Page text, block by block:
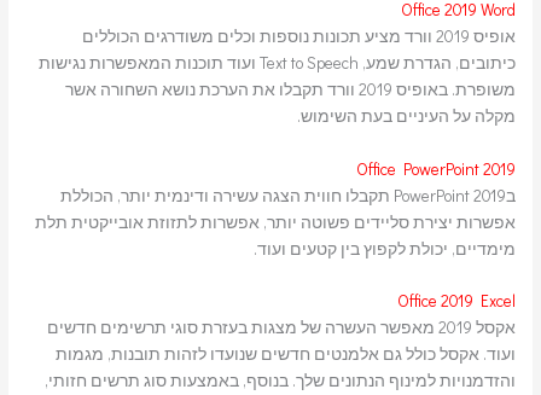
Office 2019 Word
אופיס 2019 וורד מציע תכונות נוספות וכלים משודרגים הכוללים
כיתובים, הגדרת שמע, Text to Speech ועוד תוכנות המאפשרות נגישות
משופרת. באופיס 2019 וורד תקבלו את הערכת נושא השחורה אשר
מקלה על העיניים בעת השימוש.
Office PowerPoint 2019
בPowerPoint 2019 תקבלו חווית הצגה עשירה ודינמית יותר, הכוללת
אפשרות יצירת סליידים פשוטה יותר, אפשרות לתזוזת אובייקטית תלת
מימדיים, יכולת לקפוץ בין קטעים ועוד.
Office 2019 Excel
אקסל 2019 מאפשר העשרה של מצגות בעזרת סוגי תרשימים חדשים
ועוד. אקסל כולל גם אלמנטים חדשים שנועדו לזהות תובנות, מגמות
והזדמנויות למינוף הנתונים שלך. בנוסף, באמצעות סוג תרשים חזותי,